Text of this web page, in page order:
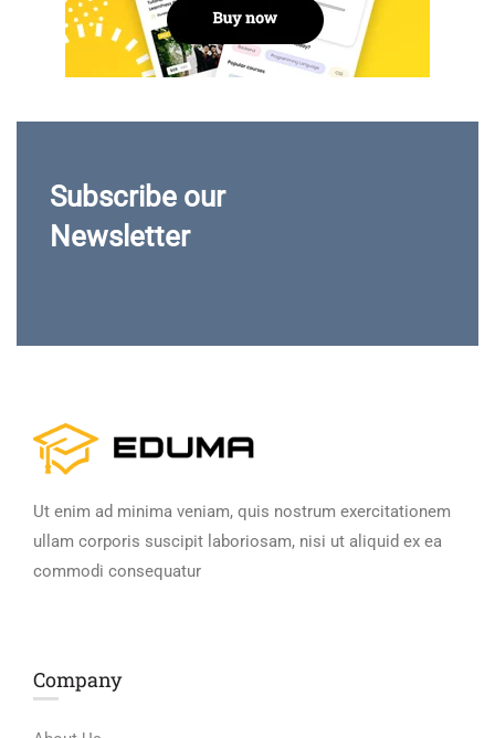
Subscribe our
Newsletter
Ut enim ad minima veniam, quis nostrum exercitationem
ullam corporis suscipit laboriosam, nisi ut aliquid ex ea
commodi consequatur
Company